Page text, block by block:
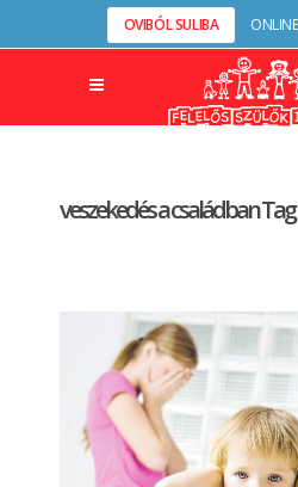
OVIBÓL SULIBA
veszekedés a családban Tag